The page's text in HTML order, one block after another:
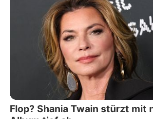
Flop? Shania Twain stürzt mit